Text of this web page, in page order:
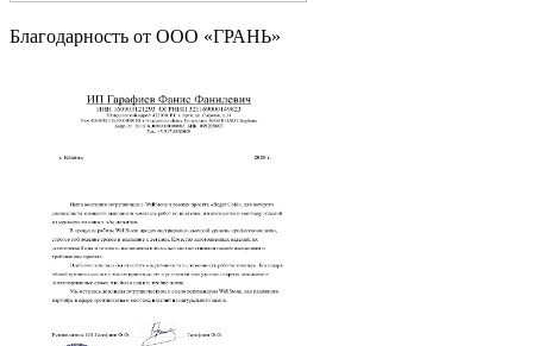
Благодарность от OOO «ГРАНЬ»